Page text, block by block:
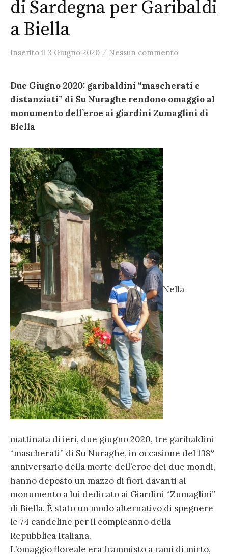
di Sardegna per Garibaldi
a Biella
Inserito il 3 Giugno 2020 / Nessun commento
Due Giugno 2020: garibaldini “mascherati e
distanziati” di Su Nuraghe rendono omaggio al
monumento dell’eroe ai giardini Zumaglini di
Biella
Nella
mattinata di ieri, due giugno 2020, tre garibaldini
“mascherati” di Su Nuraghe, in occasione del 138°
anniversario della morte dell’eroe dei due mondi,
hanno deposto un mazzo di fiori davanti al
monumento a lui dedicato ai Giardini “Zumaglini”
di Biella. È stato un modo alternativo di spegnere
le 74 candeline per il compleanno della
Repubblica Italiana.
L’omaggio floreale era frammisto a rami di mirto,